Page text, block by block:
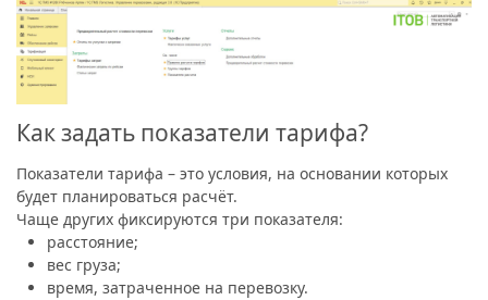
Как задать показатели тарифа?
Показатели тарифа – это условия, на основании которых
будет планироваться расчёт.
Чаще других фиксируются три показателя:
расстояние;
вес груза;
время, затраченное на перевозку.